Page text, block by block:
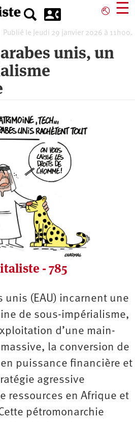
⎋ ☰
Publié le Jeudi 29 janvier 2026 à 11h00.
unis, un
- 785
unis (EAU) incarnent une
de sous-impérialisme,
d’une main-
la conversion de
puissance financière et
agressive
ressources en Afrique et
pétromonarchie